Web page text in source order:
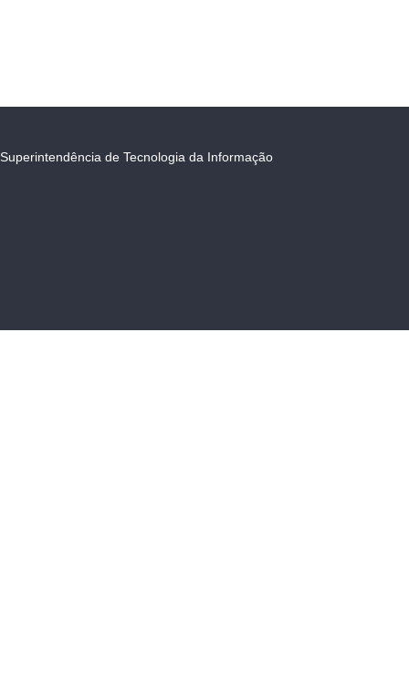
Superintendência de Tecnologia da Informação